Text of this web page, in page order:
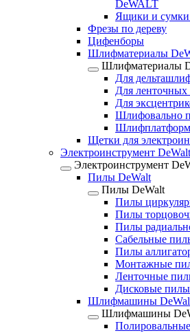
DeWALT
Ящики и сумки
Фрезы по дереву
Цифенборы
Шлифматериалы
Шлифматериалы
Для
Для
Для
Шлифовально
Щетки для
Электроинструмент DeWalt
Электроинструмент
Пилы DeWalt
Пилы DeWalt
Пилы
Пилы
Пилы
Сабельные
Пилы
Монтажные
Ленточные
Дисковые
Шлифмашины
Шлифмашины